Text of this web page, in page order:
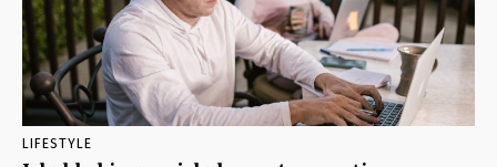
LIFESTYLE